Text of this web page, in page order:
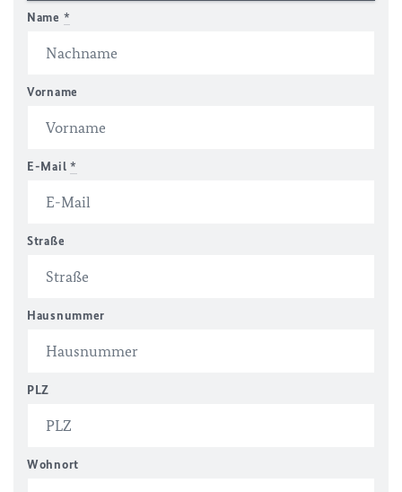
Name *
Vorname
E-Mail *
Straße
Hausnummer
PLZ
Wohnort